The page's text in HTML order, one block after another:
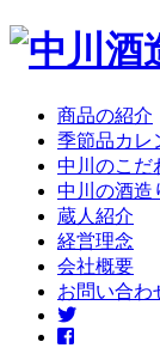
商品の紹介
季節品カレ
中川のこだ
中川の酒造
蔵人紹介
経営理念
会社概要
お問い合わ